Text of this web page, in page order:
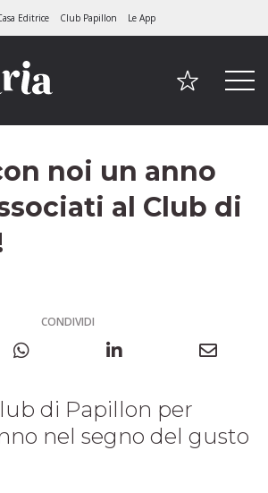
Editrice Club Papillon Le App
noi un anno
al Club di
CONDIVIDI
di Papillon per
nel segno del gusto